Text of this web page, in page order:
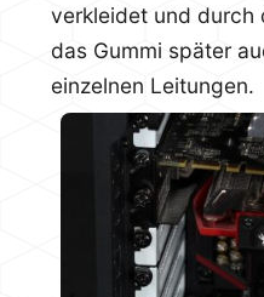
verkleidet und durch
das Gummi später
einzelnen Leitungen.